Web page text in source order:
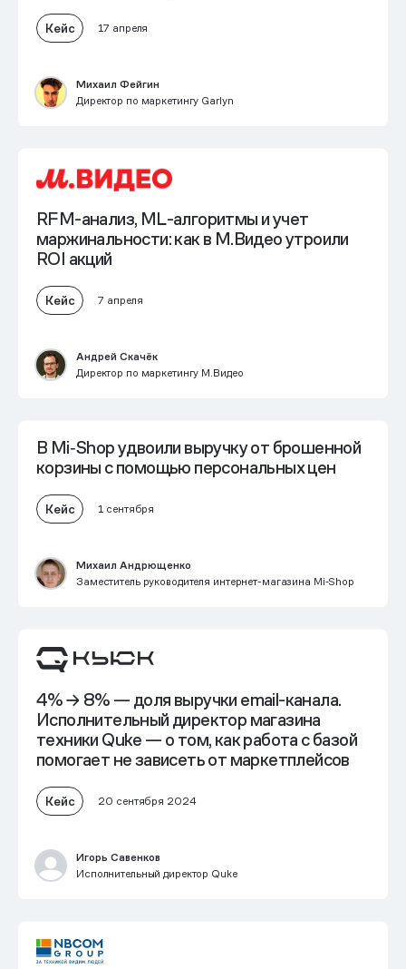
Кейс 17 апреля
Михаил Фейгин
Директор по маркетингу Garlyn
RFM-анализ, ML-алгоритмы и учет
маржинальности: как в М.Видеоутроили
ROI акций
Кейс 7 апреля
Андрей Скачёк
Директор по маркетингу М.Видео
В Mi‑Shopудвоили выручку от брошенной
корзины с помощью персональных цен
Кейс 1 сентября
Михаил Андрющенко
Заместитель руководителя интернет-магазина Mi‑Shop
4% → 8% — доля выручки email-канала.
Исполнительный директор магазина
техники Quke — о том, как работа с базой
помогает не зависеть от маркетплейсов
Кейс 20 сентября 2024
Игорь Савенков
Исполнительный директор Quke